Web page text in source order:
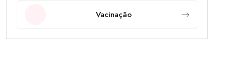
Vacinação